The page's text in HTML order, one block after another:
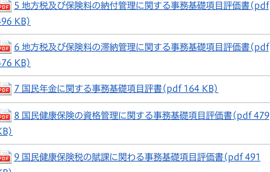
5 地方税及び保険料の納付管理に関する事務基礎項目評価書(pdf
KB)
6 地方税及び保険料の滞納管理に関する事務基礎項目評価書(pdf
KB)
7 国民年金に関する事務基礎項目評書(pdf 164 KB)
8 国民健康保険の資格管理に関する事務基礎項目評価書(pdf 479
9 国民健康保険税の賦課に関わる事務基礎項目評価書(pdf 491